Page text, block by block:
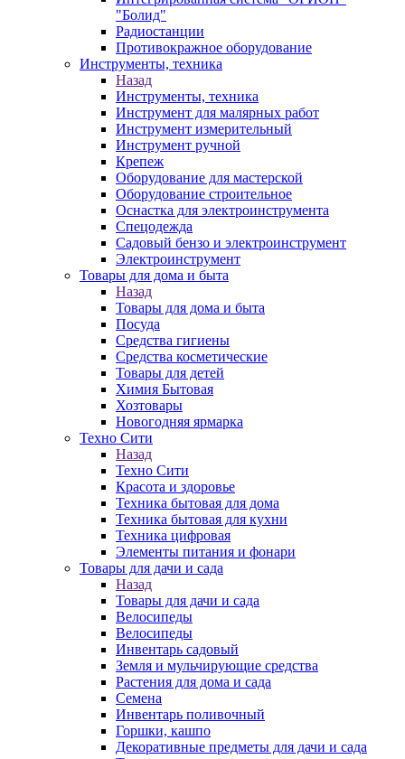
"Болид"
Радиостанции
Противокражное оборудование
Инструменты, техника
Назад
Инструменты, техника
Инструмент для малярных работ
Инструмент измерительный
Инструмент ручной
Крепеж
Оборудование для мастерской
Оборудование строительное
Оснастка для электроинструмента
Спецодежда
Садовый бензо и электроинструмент
Электроинструмент
Товары для дома и быта
Назад
Товары для дома и быта
Посуда
Средства гигиены
Средства косметические
Товары для детей
Химия Бытовая
Хозтовары
Новогодняя ярмарка
Техно Сити
Назад
Техно Сити
Красота и здоровье
Техника бытовая для дома
Техника бытовая для кухни
Техника цифровая
Элементы питания и фонари
Товары для дачи и сада
Назад
Товары для дачи и сада
Велосипеды
Велосипеды
Инвентарь садовый
Земля и мульчирующие средства
Растения для дома и сада
Семена
Инвентарь поливочный
Горшки, кашпо
Декоративные предметы для дачи и сада